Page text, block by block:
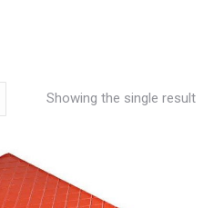
Showing the single result